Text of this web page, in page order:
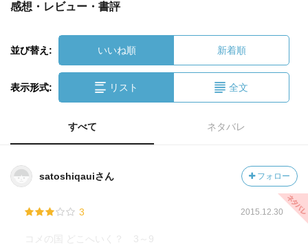
感想・レビュー・書評
並び替え: いいね順 新着順
表示形式: リスト 全文
すべて ネタバレ
satoshiqauiさん フォロー
3 2015.12.30
コメの国 どこへいく？ 3～9